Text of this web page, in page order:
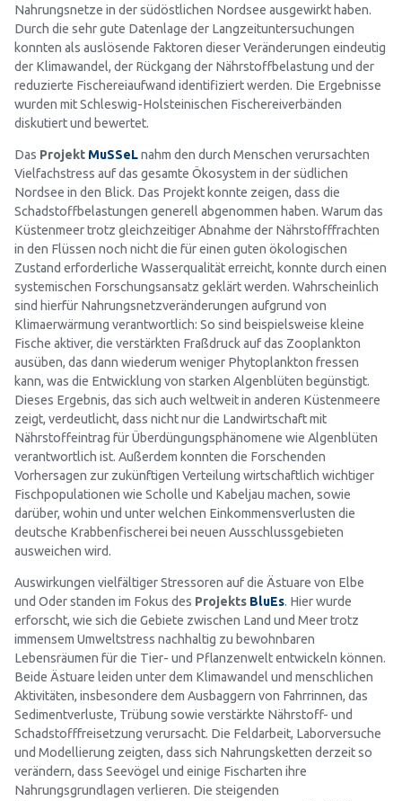
Nahrungsnetze in der südöstlichen Nordsee ausgewirkt haben.
Durch die sehr gute Datenlage der Langzeituntersuchungen
konnten als auslösende Faktoren dieser Veränderungen eindeutig
der Klimawandel, der Rückgang der Nährstoffbelastung und der
reduzierte Fischereiaufwand identifiziert werden. Die Ergebnisse
wurden mit Schleswig-Holsteinischen Fischereiverbänden
diskutiert und bewertet.
Das Projekt MuSSeLnahm den durch Menschen verursachten
Vielfachstress auf das gesamte Ökosystem in der südlichen
Nordsee in den Blick. Das Projekt konnte zeigen, dass die
Schadstoffbelastungen generell abgenommen haben. Warum das
Küstenmeer trotz gleichzeitiger Abnahme der Nährstofffrachten
in den Flüssen noch nicht die für einen guten ökologischen
Zustand erforderliche Wasserqualität erreicht, konnte durch einen
systemischen Forschungsansatz geklärt werden. Wahrscheinlich
sind hierfür Nahrungsnetzveränderungen aufgrund von
Klimaerwärmung verantwortlich: So sind beispielsweise kleine
Fische aktiver, die verstärkten Fraßdruck auf das Zooplankton
ausüben, das dann wiederum weniger Phytoplankton fressen
kann, was die Entwicklung von starken Algenblüten begünstigt.
Dieses Ergebnis, das sich auch weltweit in anderen Küstenmeere
zeigt, verdeutlicht, dass nicht nur die Landwirtschaft mit
Nährstoffeintrag für Überdüngungsphänomene wie Algenblüten
verantwortlich ist. Außerdem konnten die Forschenden
Vorhersagen zur zukünftigen Verteilung wirtschaftlich wichtiger
Fischpopulationen wie Scholle und Kabeljau machen, sowie
darüber, wohin und unter welchen Einkommensverlusten die
deutsche Krabbenfischerei bei neuen Ausschlussgebieten
ausweichen wird.
Auswirkungen vielfältiger Stressoren auf die Ästuare von Elbe
und Oder standen im Fokus des Projekts BluEs. Hier wurde
erforscht, wie sich die Gebiete zwischen Land und Meer trotz
immensem Umweltstress nachhaltig zu bewohnbaren
Lebensräumen für die Tier- und Pflanzenwelt entwickeln können.
Beide Ästuare leiden unter dem Klimawandel und menschlichen
Aktivitäten, insbesondere dem Ausbaggern von Fahrrinnen, das
Sedimentverluste, Trübung sowie verstärkte Nährstoff- und
Schadstofffreisetzung verursacht. Die Feldarbeit, Laborversuche
und Modellierung zeigten, dass sich Nahrungsketten derzeit so
verändern, dass Seevögel und einige Fischarten ihre
Nahrungsgrundlagen verlieren. Die steigenden